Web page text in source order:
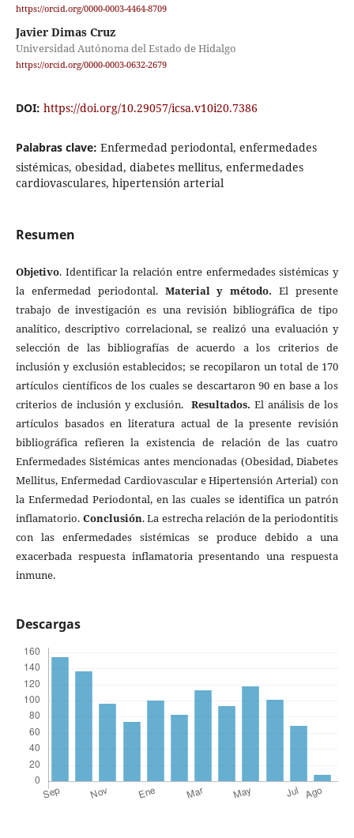
https://orcid.org/0000-0003-4464-8709
Javier Dimas Cruz
Universidad Autónoma del Estado de Hidalgo
https://orcid.org/0000-0003-0632-2679
DOI: https://doi.org/10.29057/icsa.v10i20.7386
Palabras clave: Enfermedad periodontal, enfermedades
sistémicas, obesidad, diabetes mellitus, enfermedades
cardiovasculares, hipertensión arterial
Resumen
Objetivo. Identificar la relación entre enfermedades sistémicas y
la enfermedad periodontal. Material y método. El presente
trabajo de investigación es una revisión bibliográfica de tipo
analítico, descriptivo correlacional, se realizó una evaluación y
selección de las bibliografías de acuerdo a los criterios de
inclusión y exclusión establecidos; se recopilaron un total de 170
artículos científicos de los cuales se descartaron 90 en base a los
criterios de inclusión y exclusión.Resultados.El análisis de los
artículos basados en literatura actual de la presente revisión
bibliográfica refieren la existencia de relación de las cuatro
Enfermedades Sistémicas antes mencionadas (Obesidad, Diabetes
Mellitus, Enfermedad Cardiovascular e Hipertensión Arterial) con
la Enfermedad Periodontal, en las cuales se identifica un patrón
inflamatorio. Conclusión. La estrecha relación de la periodontitis
con las enfermedades sistémicas se produce debido a una
exacerbada respuesta inflamatoria presentando una respuesta
inmune.
Descargas